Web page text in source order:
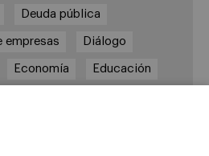
Deuda pública
empresas Diálogo
Economía Educación